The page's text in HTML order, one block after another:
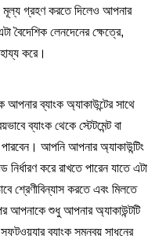
মূল্য গ্রহণ করতে দিলেও আপনার
বৈদেশিক লেনদেনের ক্ষেত্রে,
করে।
ব্যাংক অ্যাকাউন্টের সাথে
ব্যাংক থেকে স্টেটমেন্ট বা
আপনি আপনার অ্যাকাউন্টিং
নির্ধারণ করে রাখতে পারেন যাতে এটা
শ্রেণীবিন্যাস করতে এবং মিলতে
আপনাকে শুধু আপনার অ্যাকাউন্টটি
ব্যাংক সমন্বয় সাধনের